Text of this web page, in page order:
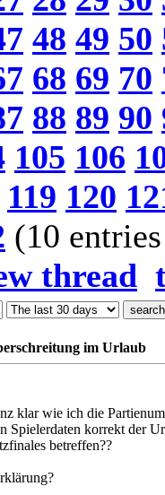
48 49 50
68 69 70
88 89 90
105 106
119 120
(10
thread
im Urlaub
klar wie ich die
Spielerdaten korrekt der
betreffen??